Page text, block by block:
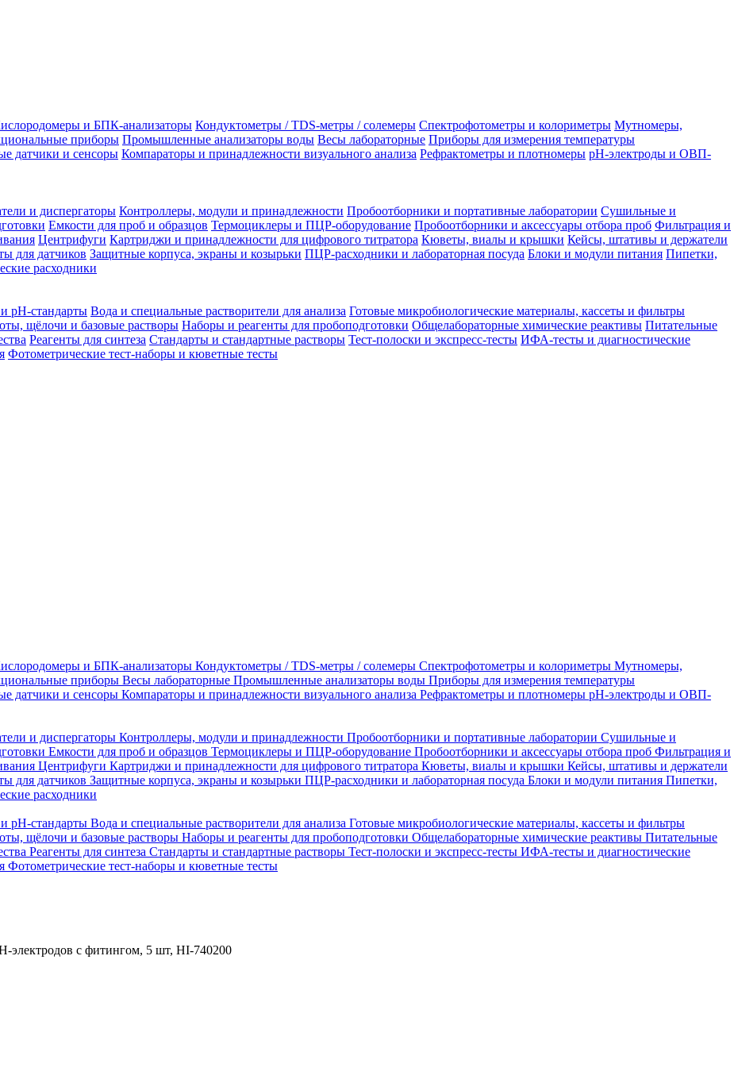
и БПК-анализаторы Кондуктометры / TDS-метры / солемеры Спектрофотометры и колориметры Мутномеры,
приборы Промышленные анализаторы воды Весы лабораторные Приборы для измерения температуры
датчики и сенсоры Компараторы и принадлежности визуального анализа Рефрактометры и плотномеры pH-электроды и ОВП-
и диспергаторы Контроллеры, модули и принадлежности Пробоотборники и портативные лаборатории Сушильные и
Емкости для проб и образцов Термоциклеры и ПЦР-оборудование Пробоотборники и аксессуары отбора проб Фильтрация и
Центрифуги Картриджи и принадлежности для цифрового титратора Кюветы, виалы и крышки Кейсы, штативы и держатели
для датчиков Защитные корпуса, экраны и козырьки ПЦР-расходники и лабораторная посуда Блоки и модули питания Пипетки,
расходники
pH-стандарты Вода и специальные растворители для анализа Готовые микробиологические материалы, кассеты и фильтры
щёлочи и базовые растворы Наборы и реагенты для пробоподготовки Общелабораторные химические реактивы Питательные
Реагенты для синтеза Стандарты и стандартные растворы Тест-полоски и экспресс-тесты ИФА-тесты и диагностические
Фотометрические тест-наборы и кюветные тесты
и БПК-анализаторы Кондуктометры / TDS-метры / солемеры Спектрофотометры и колориметры Мутномеры,
приборы Весы лабораторные Промышленные анализаторы воды Приборы для измерения температуры
датчики и сенсоры Компараторы и принадлежности визуального анализа Рефрактометры и плотномеры pH-электроды и ОВП-
и диспергаторы Контроллеры, модули и принадлежности Пробоотборники и портативные лаборатории Сушильные и
Емкости для проб и образцов Термоциклеры и ПЦР-оборудование Пробоотборники и аксессуары отбора проб Фильтрация и
Центрифуги Картриджи и принадлежности для цифрового титратора Кюветы, виалы и крышки Кейсы, штативы и держатели
для датчиков Защитные корпуса, экраны и козырьки ПЦР-расходники и лабораторная посуда Блоки и модули питания Пипетки,
расходники
pH-стандарты Вода и специальные растворители для анализа Готовые микробиологические материалы, кассеты и фильтры
щёлочи и базовые растворы Наборы и реагенты для пробоподготовки Общелабораторные химические реактивы Питательные
Реагенты для синтеза Стандарты и стандартные растворы Тест-полоски и экспресс-тесты ИФА-тесты и диагностические
Фотометрические тест-наборы и кюветные тесты
электродов с фитингом, 5 шт, HI-740200